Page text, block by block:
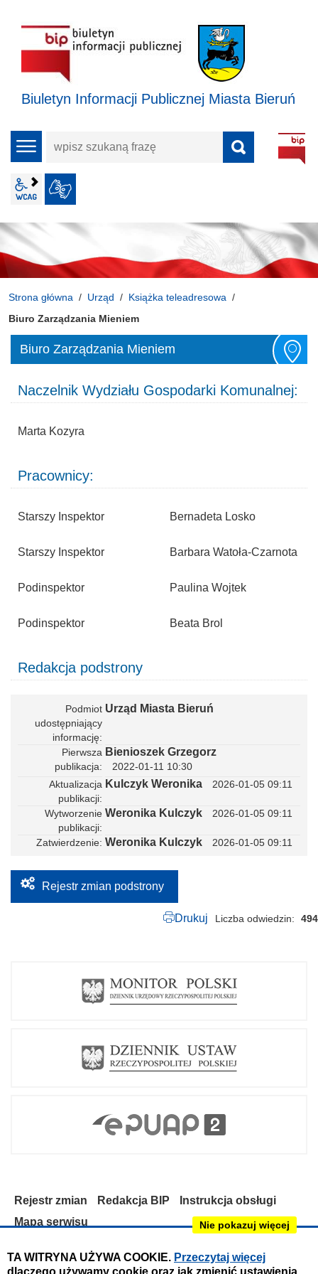
TA WITRYNA UŻYWA COOKIE. Przeczytaj więcej
dlaczego używamy cookie oraz jak zmienić ustawienia
Nie pokazuj więcej
Biuletyn Informacji Publicznej Miasta Bieruń
menu
wpisz
frazę
wcag2.1
Strona główna Urząd
Książka teleadresowa
Biuro Zarządzania Mieniem
Biuro Zarządzania Mieniem
Naczelnik Wydziału Gospodarki Komunalnej:
Marta Kozyra
Pracownicy:
Starszy Inspektor Bernadeta Losko
Starszy Inspektor Barbara Watoła-Czarnota
Podinspektor Paulina Wojtek
Podinspektor Beata Brol
Redakcja podstrony
Podmiot
udostępniający
informację
Urząd Miasta Bieruń
Pierwsza
publikacja
Bienioszek Grzegorz
2022-01-11 10:30
Aktualizacja
publikacji
Kulczyk Weronika 2026-01-05 09:11
Wytworzenie
publikacji
Weronika Kulczyk 2026-01-05 09:11
Zatwierdzenie Weronika Kulczyk 2026-01-05 09:11
Rejestr zmian podstrony
Drukuj Liczba odwiedzin 494
Rejestr zmian Redakcja BIP
Instrukcja obsługi
Mapa serwisu